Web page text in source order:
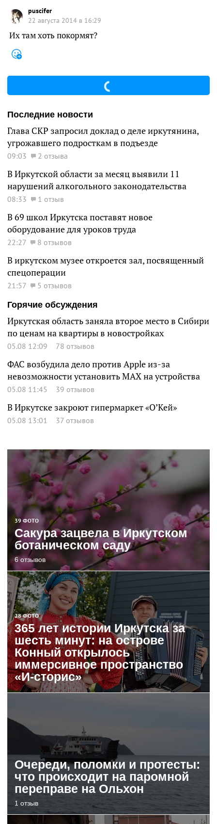
puscifer
22 августа 2014 в 16:29
Их там хоть покормят?
Последние новости
Глава СКР запросил доклад о деле иркутянина,
угрожавшего подросткам в подъезде
09:03 2 отзыва
В Иркутской области за месяц выявили 11
нарушений алкогольного законодательства
08:33 1 отзыв
В 69 школ Иркутска поставят новое
оборудование для уроков труда
22:27 8 отзывов
В иркутском музее откроется зал, посвященный
спецоперации
21:57
5 отзывов
Горячие обсуждения
Иркутская область заняла второе место в Сибири
по ценам на квартиры в новостройках
05.08 12:09 78 отзывов
ФАС возбудила дело против Apple из-за
невозможности установить MAX на устройства
05.08 11:45 39 отзывов
В Иркутске закроют гипермаркет «О’Кей»
05.08 13:01 37 отзывов
39 ФОТО
Сакура зацвела в Иркутском
ботаническом саду
6 отзывов
28 ФОТО
365 лет истории Иркутска за
шесть минут: на острове
Конный открылось
иммерсивное пространство
«И-сторис»
Очереди, поломки и протесты:
что происходит на паромной
переправе на Ольхон
1 отзыв